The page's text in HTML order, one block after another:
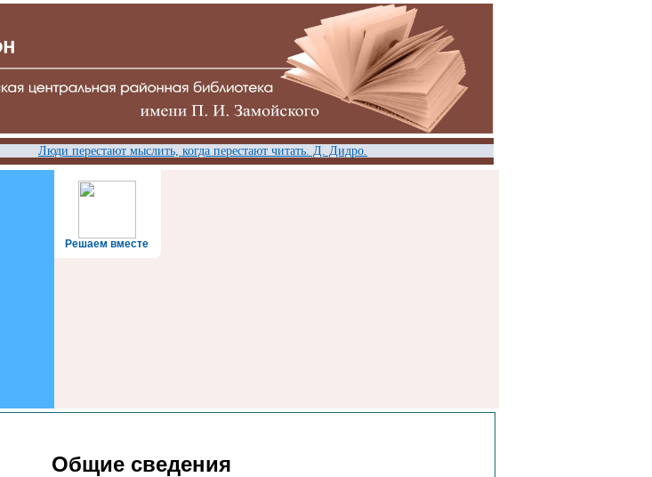
Люди перестают мыслить, когда перестают читать. Д. Дидро.
Решаем вместе
Общие сведения